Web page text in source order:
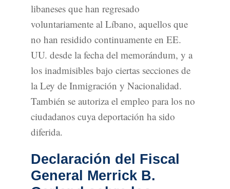
libaneses que han regresado
voluntariamente al Líbano, aquellos que
no han residido continuamente en EE.
UU. desde la fecha del memorándum, y a
los inadmisibles bajo ciertas secciones de
la Ley de Inmigración y Nacionalidad.
También se autoriza el empleo para los no
ciudadanos cuya deportación ha sido
diferida.
Declaración del Fiscal
General Merrick B.